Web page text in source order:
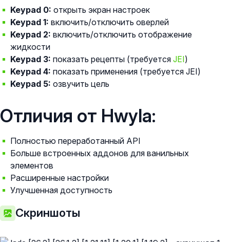
Keypad 0: открыть экран настроек
Keypad 1: включить/отключить оверлей
Keypad 2: включить/отключить отображение
жидкости
Keypad 3: показать рецепты (требуется JEI)
Keypad 4: показать применения (требуется JEI)
Keypad 5: озвучить цель
Отличия от Hwyla:
Полностью переработанный API
Больше встроенных аддонов для ванильных
элементов
Расширенные настройки
Улучшенная доступность
Скриншоты